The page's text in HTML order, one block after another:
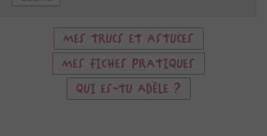
MES TRUCS ET ASTUCES
MES FICHES PRATIQUES
QUI ES-TU ADÈLE ?